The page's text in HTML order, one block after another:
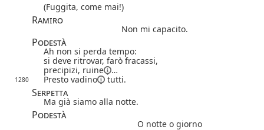
(Fuggita, come mai!)
Ramiro
Non mi capacito.
Podestà
Ah non si perda tempo:
si deve ritrovar, farò fracassi,
precipizi, ruine …
1280 Presto vadino tutti.
Serpetta
Ma già siamo alla notte.
Podestà
O notte o giorno